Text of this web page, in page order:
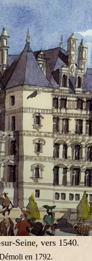
Seine, vers 1540.
en 1792.